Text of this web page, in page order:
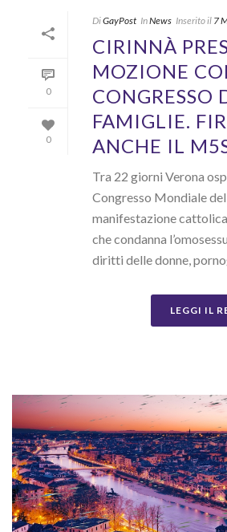
0
0
DiGayPost InNews Inserito il 7
CIRINNÀ
MOZIONE
CONGRESSO
FAMIGLIE.
ANCHE IL
Tra 22 giorni Verona
Congresso Mondiale
manifestazione
che condanna
diritti delle donne,
LEGGI IL